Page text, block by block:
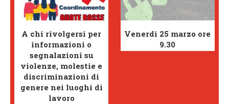
A chi rivolgersi per
informazioni o
segnalazioni su
violenze, molestie e
discriminazioni di
genere nei luoghi di
lavoro
Venerdì 25 marzo ore
9.30